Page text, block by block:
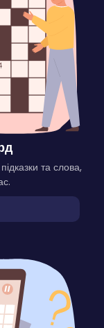
та слова,